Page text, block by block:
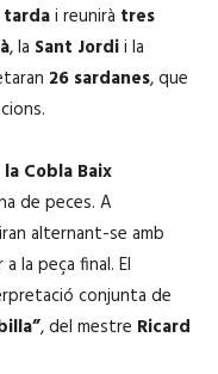
tardai reunirà tres
, la Sant Jordii la
26 sardanes, que
Cobla Baix
de peces. A
alternant-se amb
la peça final. El
conjunta de
, del mestre Ricard